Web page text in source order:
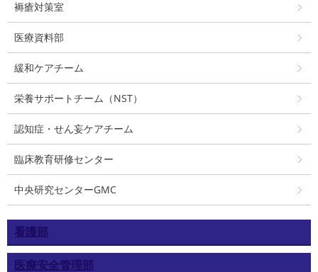
褥瘡対策室
医療資料部
緩和ケアチーム
栄養サポートチーム（NST）
認知症・せん妄ケアチーム
臨床教育研修センター
中央研究センターGMC
看護部
医療安全管理部